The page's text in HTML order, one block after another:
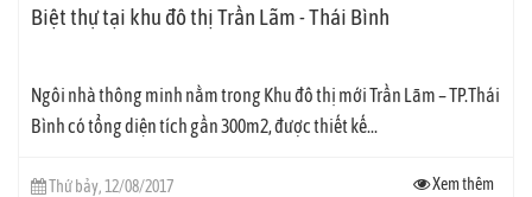
Biệt thự tại khu đô thị Trần Lãm - Thái Bình
Ngôi nhà thông minh nằm trong Khu đô thị mới Trần Lãm – TP.Thái
Bình có tổng diện tích gần 300m2, được thiết kế...
Thứ bảy, 12/08/2017 Xem thêm